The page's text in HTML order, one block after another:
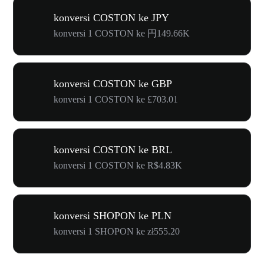
konversi COSTON ke JPY
konversi 1 COSTON ke 円149.66K
konversi COSTON ke GBP
konversi 1 COSTON ke £703.01
konversi COSTON ke BRL
konversi 1 COSTON ke R$4.83K
konversi SHOPON ke PLN
konversi 1 SHOPON ke zł555.20